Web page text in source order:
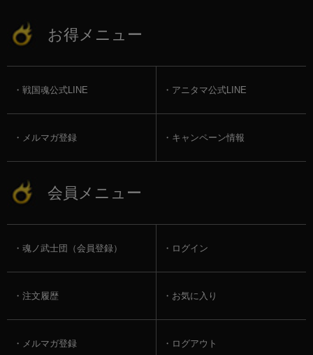
お得メニュー
戦国魂公式LINE アニタマ公式LINE
メルマガ登録 キャンペーン情報
会員メニュー
魂ノ武士団（会員登録） ログイン
注文履歴 お気に入り
メルマガ登録 ログアウト